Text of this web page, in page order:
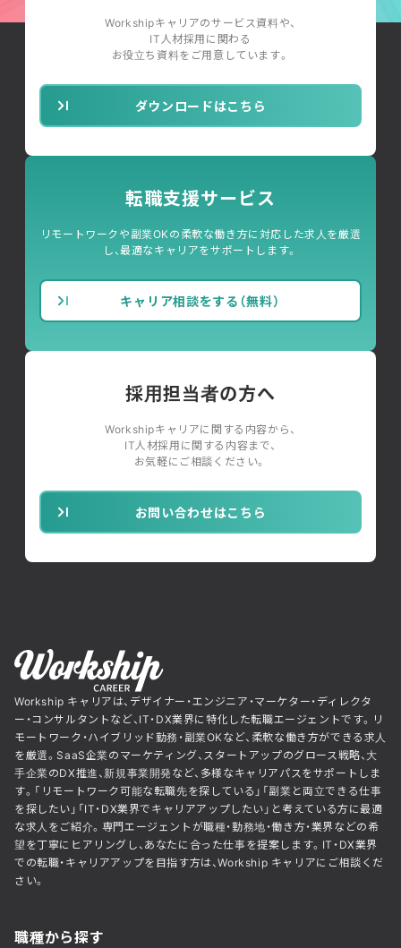
Workshipキャリアのサービス資料や、
IT人材採用に関わる
お役立ち資料をご用意しています。
ダウンロードはこちら
転職支援サービス
リモートワークや副業OKの柔軟な働き方に対応した求人を厳選
し、最適なキャリアをサポートします。
キャリア相談をする（無料）
採用担当者の方へ
Workshipキャリアに関する内容から、
IT人材採用に関する内容まで、
お気軽にご相談ください。
お問い合わせはこちら
Workship キャリアは、デザイナー・エンジニア・マーケター・ディレクタ
ー・コンサルタントなど、IT・DX業界に特化した転職エージェントです。リ
モートワーク・ハイブリッド勤務・副業OKなど、柔軟な働き方ができる求人
を厳選。SaaS企業のマーケティング、スタートアップのグロース戦略、大
手企業のDX推進、新規事業開発など、多様なキャリアパスをサポートしま
す。「リモートワーク可能な転職先を探している」「副業と両立できる仕事
を探したい」「IT・DX業界でキャリアアップしたい」と考えている方に最適
な求人をご紹介。専門エージェントが職種・勤務地・働き方・業界などの希
望を丁寧にヒアリングし、あなたに合った仕事を提案します。IT・DX業界
での転職・キャリアアップを目指す方は、Workship キャリアにご相談くだ
さい。
職種から探す